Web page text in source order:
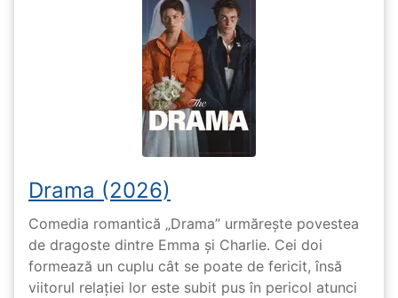
Drama (2026)
Comedia romantică „Drama” urmărește povestea
de dragoste dintre Emma și Charlie. Cei doi
formează un cuplu cât se poate de fericit, însă
viitorul relației lor este subit pus în pericol atunci